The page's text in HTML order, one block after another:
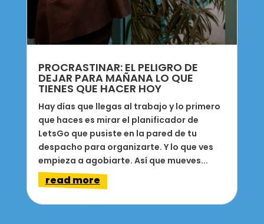
PROCRASTINAR: EL PELIGRO DE
DEJAR PARA MAÑANA LO QUE
TIENES QUE HACER HOY
Hay días que llegas al trabajo y lo primero
que haces es mirar el planificador de
LetsGo que pusiste en la pared de tu
despacho para organizarte. Y lo que ves
empieza a agobiarte. Así que mueves...
read more